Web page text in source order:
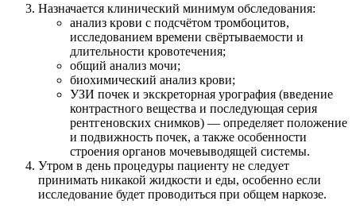
Назначается клинический минимум обследования:
анализ крови с подсчётом тромбоцитов,
исследованием времени свёртываемости и
длительности кровотечения;
общий анализ мочи;
биохимический анализ крови;
УЗИ почек и экскреторная урография (введение
контрастного вещества и последующая серия
рентгеновских снимков) — определяет положение
и подвижность почек, а также особенности
строения органов мочевыводящей системы.
Утром в день процедуры пациенту не следует
принимать никакой жидкости и еды, особенно если
исследование будет проводиться при общем наркозе.